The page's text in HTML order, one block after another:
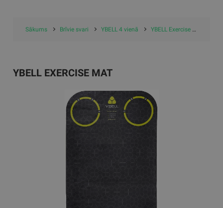
Sākums Brīvie svari YBELL 4 vienā YBELL Exercise Mat
YBELL EXERCISE MAT